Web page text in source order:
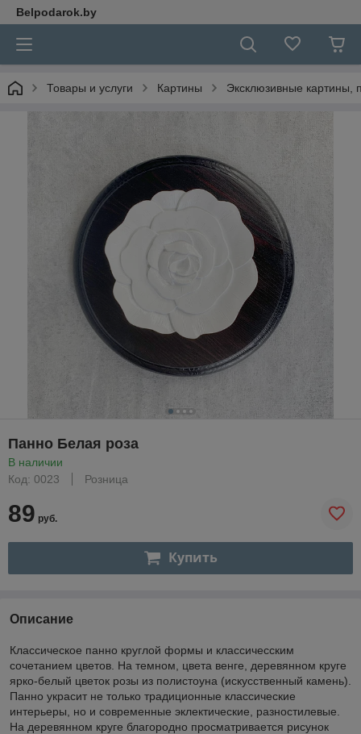
Belpodarok.by
Товары и услуги Картины Эксклюзивные картины,
Панно Белая роза
В наличии
Код: 0023
Розница
89 руб.
Купить
Описание
Классическое панно круглой формы и классичесским
сочетанием цветов. На темном, цвета венге, деревянном круге
ярко-белый цветок розы из полистоуна (искусственный камень).
Панно украсит не только традиционные классические
интерьеры, но и современные эклектические, разностилевые.
На деревянном круге благородно просматривается рисунок